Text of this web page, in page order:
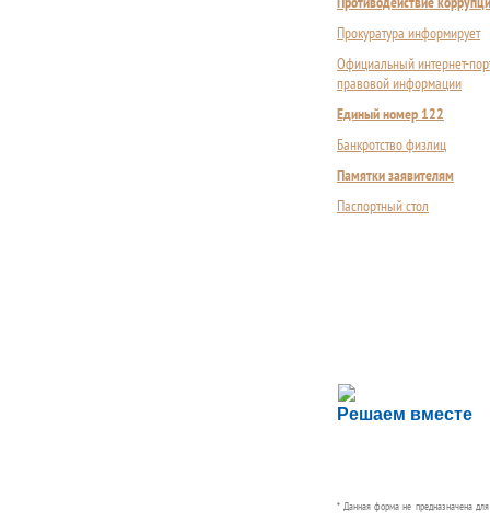
Прокуратура информирует
Официальный интернет-
правовой информации
Единый номер 122
Банкротство физлиц
Памятки заявителям
Паспортный стол
Решаем вместе
Сложности с
Сообщите об этом
* Данная форма не предназначена